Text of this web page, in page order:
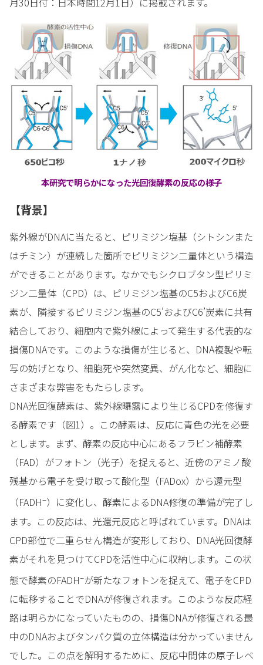
本研究で明らかになった光回復酵素の反応の様子
【背景】
紫外線がDNAに当たると、ピリミジン塩基（シトシンまた
はチミン）が連続した箇所でピリミジン二量体という構造
ができることがあります。なかでもシクロブタン型ピリミ
ジン二量体（CPD）は、ピリミジン塩基のC5およびC6炭
素が、隣接するピリミジン塩基のC5’およびC6’炭素に共有
結合しており、細胞内で紫外線によって発生する代表的な
損傷DNAです。このような損傷が生じると、DNA複製や転
写の妨げとなり、細胞死や突然変異、がん化など、細胞に
さまざまな弊害をもたらします。
DNA光回復酵素は、紫外線曝露により生じるCPDを修復す
る酵素です（図1）。この酵素は、反応に青色の光を必要
とします。まず、酵素の反応中心にあるフラビン補酵素
（FAD）がフォトン（光子）を捉えると、近傍のアミノ酸
残基から電子を受け取って酸化型（FADox）から還元型
（FADH–）に変化し、酵素によるDNA修復の準備が完了し
ます。この反応は、光還元反応と呼ばれています。DNAは
CPD部位で二重らせん構造が変形しており、DNA光回復酵
素がそれを見つけてCPDを活性中心に収納します。この状
態で酵素のFADH–が新たなフォトンを捉えて、電子をCPD
に転移することでDNAが修復されます。このような反応経
路は明らかになっていたものの、損傷DNAが修復される最
中のDNAおよびタンパク質の立体構造は分かっていません
でした。この点を解明するために、反応中間体の原子レベ